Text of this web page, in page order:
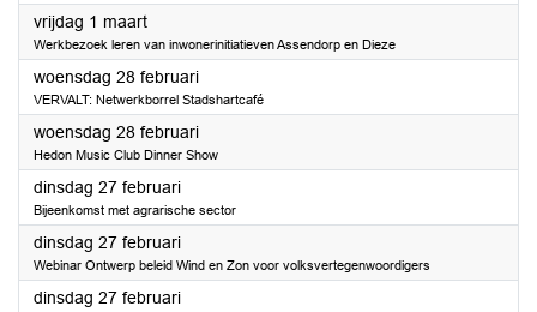
vrijdag 1 maart2024
Werkbezoek leren van inwonerinitiatieven Assendorp en Dieze
woensdag 28 februari2024
VERVALT: Netwerkborrel Stadshartcafé
woensdag 28 februari2024
Hedon Music Club Dinner Show
dinsdag 27 februari2024
Bijeenkomst met agrarische sector
dinsdag 27 februari2024
Webinar Ontwerp beleid Wind en Zon voor volksvertegenwoordigers
dinsdag 27 februari2024